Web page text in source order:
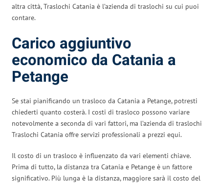
altra città, Traslochi Catania è l’azienda di traslochi su cui puoi
contare.
Carico aggiuntivo
economico da Catania a
Petange
Se stai pianificando un trasloco da Catania a Petange, potresti
chiederti quanto costerà. I costi di trasloco possono variare
notevolmente a seconda di vari fattori, ma l’azienda di traslochi
Traslochi Catania offre servizi professionali a prezzi equi.
Il costo di un trasloco è influenzato da vari elementi chiave.
Prima di tutto, la distanza tra Catania e Petange è un fattore
significativo. Più lunga è la distanza, maggiore sarà il costo del